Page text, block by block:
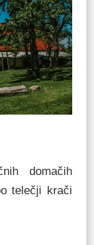
domačih
telečji krači